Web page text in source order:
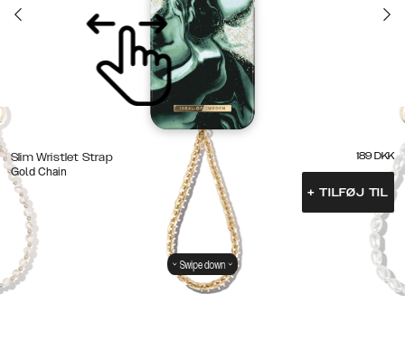
Slim Wristlet Strap
Gold Chain
189 DKK
+ TILFØJ TIL
Swipe down